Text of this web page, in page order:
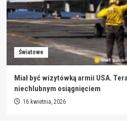
Światowe
Miał być wizytówką armii USA.
niechlubnym osiągnięciem
16 kwietnia, 2026